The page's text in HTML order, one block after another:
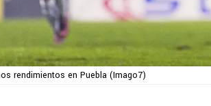
rendimientos en Puebla (Imago7)